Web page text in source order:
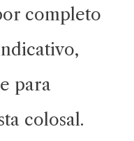
completo
para
colosal.